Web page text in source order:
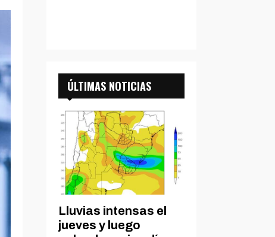
ÚLTIMAS NOTICIAS
Lluvias intensas el
jueves y luego